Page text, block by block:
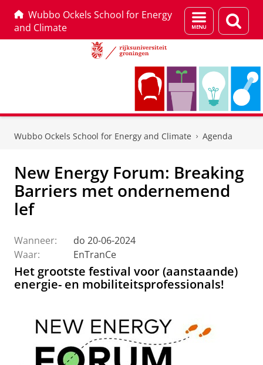
Wubbo Ockels School for Energy
and Climate
Menu
en
Wubbo Ockels School for Energy and Climate Agenda
New Energy Forum: Breaking
Barriers met ondernemend
lef
Wanneer:
do 20-06-2024
Waar:
EnTranCe
Het grootste festival voor (aanstaande)
energie- en mobiliteitsprofessionals!